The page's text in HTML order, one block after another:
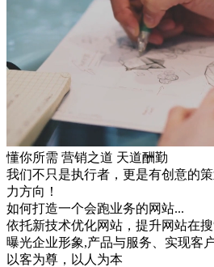
懂你所需 营销之道 天道酬勤
我们不只是执行者，更是有创意的
力方向！
如何打造一个会跑业务的网站...
依托新技术优化网站，提升网站在
曝光企业形象,产品与服务、实现客
以客为尊，以人为本